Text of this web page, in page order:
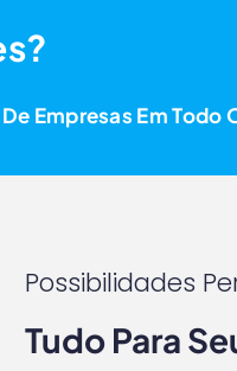
Empresas Em Todo
Possibilidades
Tudo Para